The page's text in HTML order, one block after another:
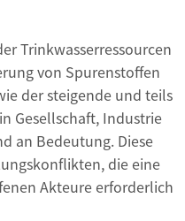
Trinkwasserressourcen
von Spurenstoffen
der steigende und teils
Gesellschaft, Industrie
an Bedeutung. Diese
die eine
Akteure erforderlich